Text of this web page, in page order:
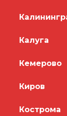
Калуга
Кемерово
Киров
Кострома